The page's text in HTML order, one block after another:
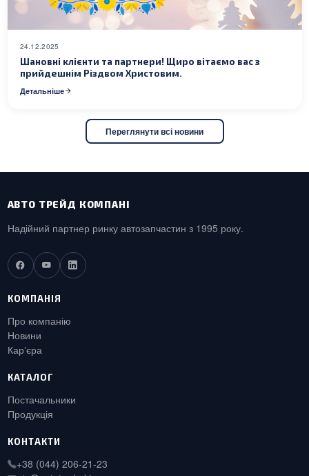
24.12.2025
Шановні клієнти та партнери! Щиро вітаємо вас з
прийдешнім Різдвом Христовим.
Детальніше
Переглянути всі новини
АВТО ТРЕЙД КОМПАНІ
Надійний партнер ринку автозапчастин з 1995 року.
КОМПАНІЯ
Про компанію
Новини
Карʼєра
КАТАЛОГ
Постачальники
Продукція
КОНТАКТИ
+38 (044) 206-21-23